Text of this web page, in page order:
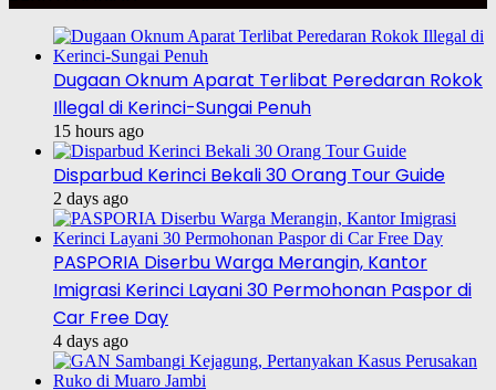
Dugaan Oknum Aparat Terlibat Peredaran Rokok
Illegal di Kerinci-Sungai Penuh
15 hours ago
Disparbud Kerinci Bekali 30 Orang Tour Guide
2 days ago
PASPORIA Diserbu Warga Merangin, Kantor
Imigrasi Kerinci Layani 30 Permohonan Paspor di
Car Free Day
4 days ago